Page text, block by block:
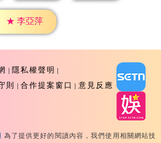
★ 李亞萍
隱私權聲明
則
合作提案窗口 意見反應
為了提供更好的閱讀內容，我們使用相關網站技